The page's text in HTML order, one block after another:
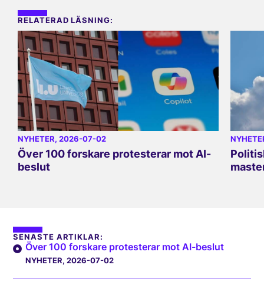
RELATERAD LÄSNING:
NYHETER, 2026-07-02
Över 100 forskare protesterar mot AI-
beslut
SENASTE ARTIKLAR:
Över 100 forskare protesterar mot AI-beslut
NYHETER, 2026-07-02